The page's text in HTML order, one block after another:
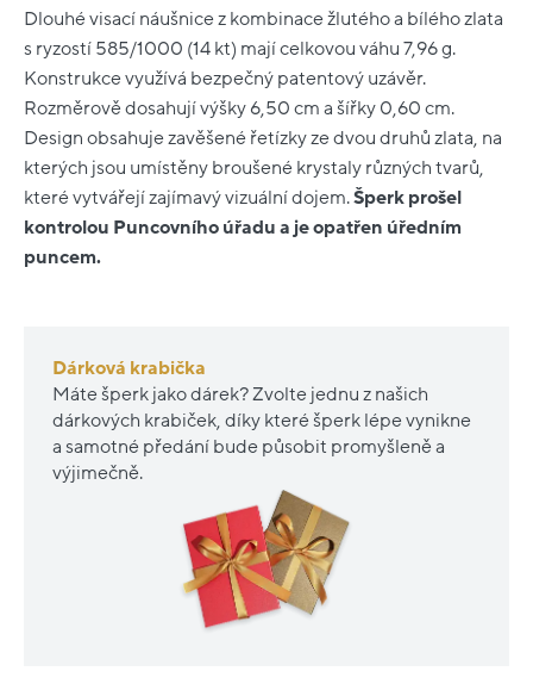
Dlouhé visací náušnice z kombinace žlutého a bílého zlata
s ryzostí 585/1000 (14 kt) mají celkovou váhu 7,96 g.
Konstrukce využívá bezpečný patentový uzávěr.
Rozměrově dosahují výšky 6,50 cm a šířky 0,60 cm.
Design obsahuje zavěšené řetízky ze dvou druhů zlata, na
kterých jsou umístěny broušené krystaly různých tvarů,
které vytvářejí zajímavý vizuální dojem.Šperk prošel
kontrolou Puncovního úřadu a je opatřen úředním
puncem.
Dárková krabička
Máte šperk jako dárek? Zvolte jednu z našich
dárkových krabiček, díky které šperk lépe vynikne
a samotné předání bude působit promyšleně a
výjimečně.